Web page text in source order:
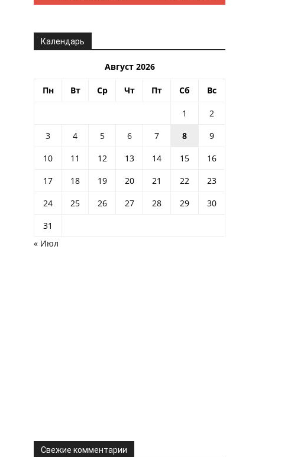
Календарь
Август 2026
Пн Вт Ср Чт Пт Сб Вс
1
2
3
4 5 6 7 8
9
10
11 12 13 14 15
16
17
18 19 20 21 22
23
24
25 26 27 28 29
30
31
« Июл
Свежие комментарии